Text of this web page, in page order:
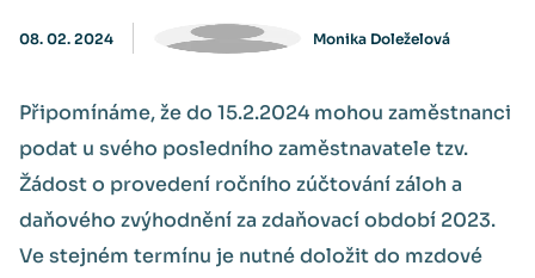
08. 02. 2024 Monika Doleželová
Připomínáme, že do 15.2.2024 mohou zaměstnanci
podat u svého posledního zaměstnavatele tzv.
Žádost o provedení ročního zúčtování záloh a
daňového zvýhodnění za zdaňovací období 2023.
Ve stejném termínu je nutné doložit do mzdové